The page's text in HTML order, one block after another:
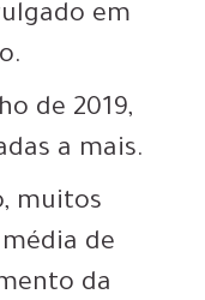
em
de 2019,
a mais.
muitos
de
da